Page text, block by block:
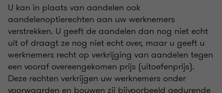
U kan in plaats van aandelen ook
aandelenoptierechten aan uw werknemers
verstrekken. U geeft de aandelen dan nog niet echt
uit of draagt ze nog niet echt over, maar u geeft u
werknemers recht op verkrijging van aandelen tegen
een vooraf overeengekomen prijs (uitoefenprijs).
Deze rechten verkrijgen uw werknemers onder
voorwaarden en bouwen zij bijvoorbeeld gedurende